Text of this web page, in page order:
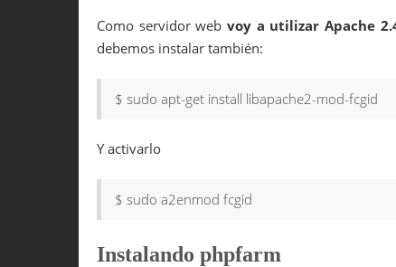
Como servidor webvoy a utilizar Apache
debemos instalar también:
$ sudo apt-get install libapache2-mod-fcgid
Y activarlo
$ sudo a2enmod fcgid
Instalando phpfarm